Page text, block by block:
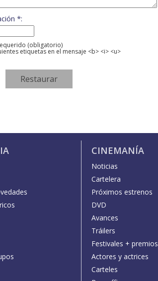
*:
(obligatorio)
etiquetas en el mensaje <b> <i> <u>
CINEMANÍA
Noticias
Cartelera
Próximos estrenos
DVD
Avances
Tráilers
Festivales + premios
Actores y actrices
Carteles